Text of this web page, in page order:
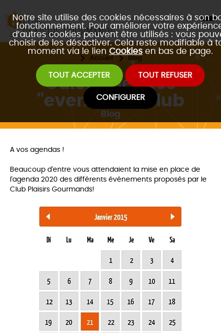
Notre site utilise des cookies nécessaires à son
fonctionnement. Pour améliorer votre
d’autres cookies peuvent être utilisés : vous
choisir de les désactiver. Cela reste modifiable à
moment via le lien Cookies en bas de page.
TOUT ACCEPTER TOUT REFUSER
CONFIGURER
Accueil Blog
Calendrier des
"events" du Club
Blog
A vos agendas !
Beaucoup d'entre vous attendaient la mise en place de
l'agenda 2020 des différents événements proposés par le
Club Plaisirs Gourmands!